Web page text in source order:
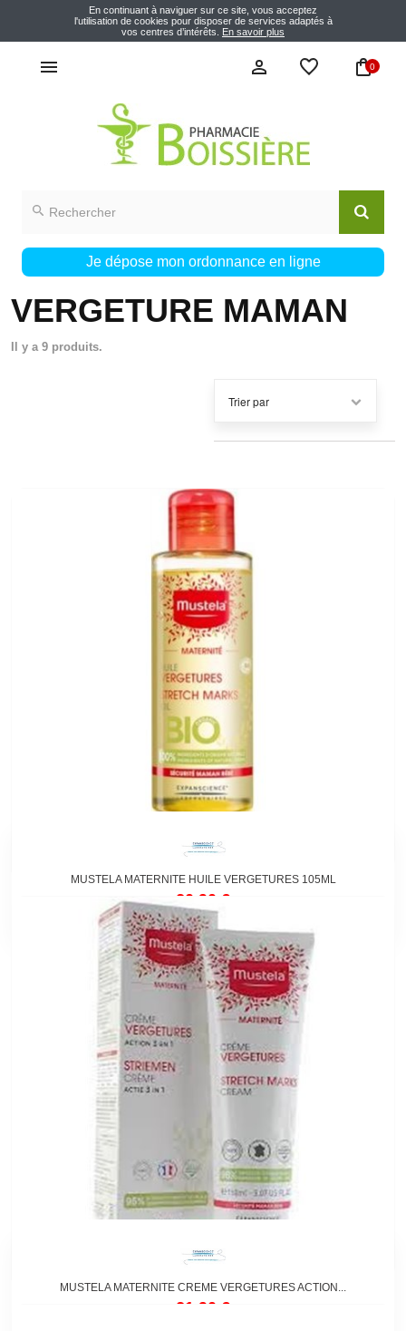
En continuant à naviguer sur ce site, vous acceptez
l'utilisation de cookies pour disposer de services adaptés à
vos centres d’intérêts. En savoir plus
0
Je dépose mon ordonnance en ligne
VERGETURE MAMAN
Il y a 9 produits.
MUSTELA MATERNITE HUILE VERGETURES 105ML
20,90 €
MUSTELA MATERNITE CREME VERGETURES ACTION...
21,90 €